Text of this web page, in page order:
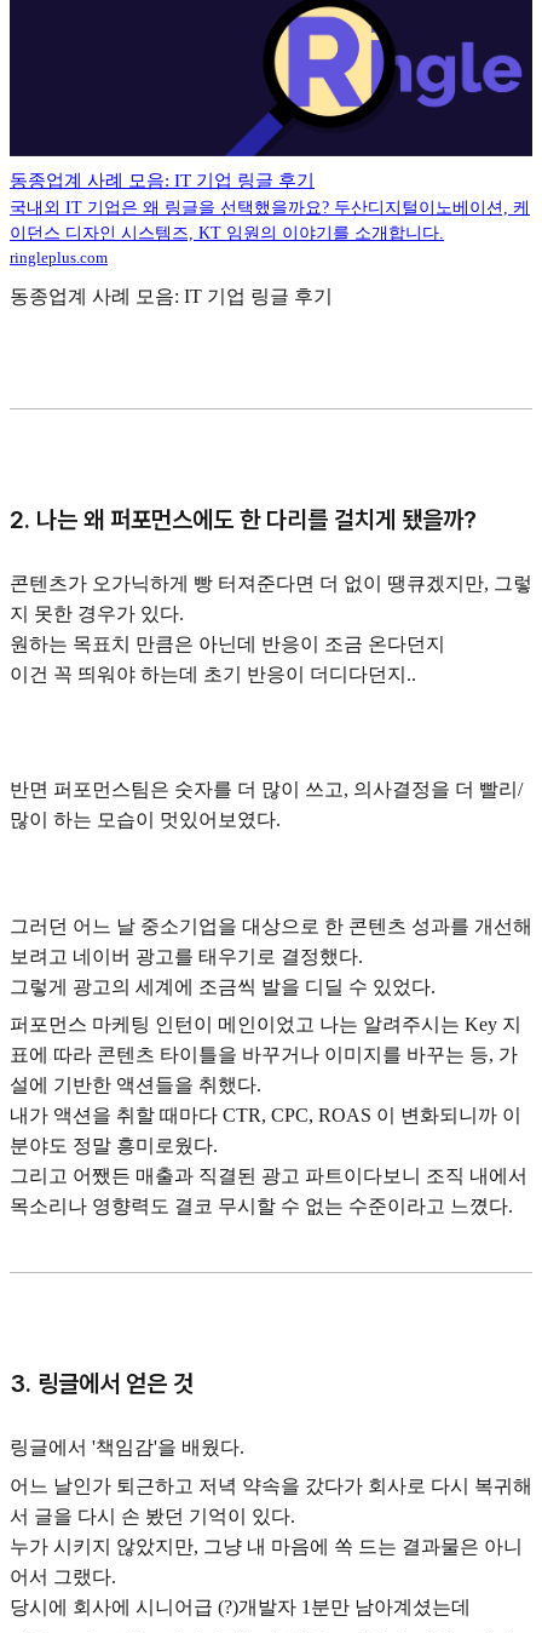
동종업계 사례 모음: IT 기업 링글 후기
국내외 IT 기업은 왜 링글을 선택했을까요? 두산디지털이노베이션, 케
이던스 디자인 시스템즈, KT 임원의 이야기를 소개합니다.
ringleplus.com
동종업계 사례 모음: IT 기업 링글 후기
2. 나는 왜 퍼포먼스에도 한 다리를 걸치게 됐을까?
콘텐츠가 오가닉하게 빵 터져준다면 더 없이 땡큐겠지만, 그렇
지 못한 경우가 있다.
원하는 목표치 만큼은 아닌데 반응이 조금 온다던지
이건 꼭 띄워야 하는데 초기 반응이 더디다던지..
반면 퍼포먼스팀은 숫자를 더 많이 쓰고, 의사결정을 더 빨리/
많이 하는 모습이 멋있어보였다.
그러던 어느 날 중소기업을 대상으로 한 콘텐츠 성과를 개선해
보려고 네이버 광고를 태우기로 결정했다.
그렇게 광고의 세계에 조금씩 발을 디딜 수 있었다.
퍼포먼스 마케팅 인턴이 메인이었고 나는 알려주시는 Key 지
표에 따라 콘텐츠 타이틀을 바꾸거나 이미지를 바꾸는 등, 가
설에 기반한 액션들을 취했다.
내가 액션을 취할 때마다 CTR, CPC, ROAS 이 변화되니까 이
분야도 정말 흥미로웠다.
그리고 어쨌든 매출과 직결된 광고 파트이다보니 조직 내에서
목소리나 영향력도 결코 무시할 수 없는 수준이라고 느꼈다.
3. 링글에서 얻은 것
링글에서 '책임감'을 배웠다.
어느 날인가 퇴근하고 저녁 약속을 갔다가 회사로 다시 복귀해
서 글을 다시 손 봤던 기억이 있다.
누가 시키지 않았지만, 그냥 내 마음에 쏙 드는 결과물은 아니
어서 그랬다.
당시에 회사에 시니어급 (?)개발자 1분만 남아계셨는데